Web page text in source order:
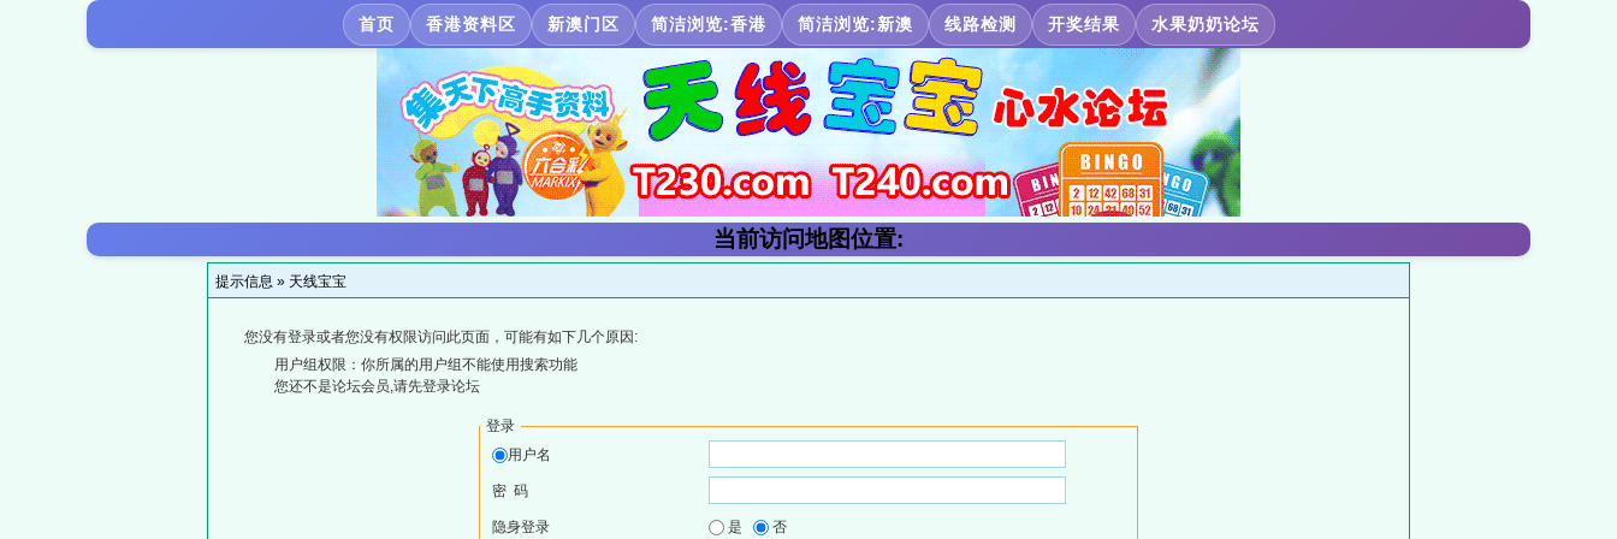
首页 香港资料区 新澳门区 简洁浏览:香港 简洁浏览:新澳 线路检测 开奖结果 水果奶奶论坛
当前访问地图位置:
提示信息 » 天线宝宝
您没有登录或者您没有权限访问此页面，可能有如下几个原因:
用户组权限：你所属的用户组不能使用搜索功能
您还不是论坛会员,请先登录论坛
登录
用户名
密 码
隐身登录 是 否